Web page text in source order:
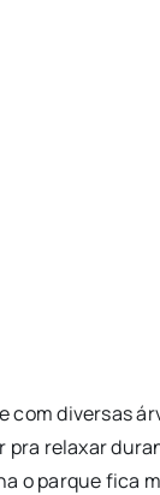
com diversas
pra relaxar
o parque fica